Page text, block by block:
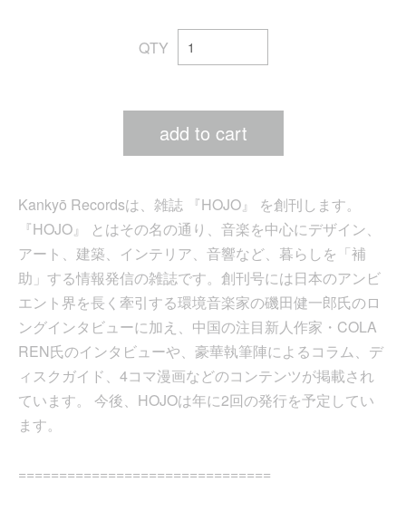
QTY
add to cart
Kankyō Recordsは、雑誌 『HOJO』 を創刊します。
『HOJO』 とはその名の通り、音楽を中心にデザイン、
アート、建築、インテリア、音響など、暮らしを「補
助」する情報発信の雑誌です。創刊号には日本のアンビ
エント界を長く牽引する環境音楽家の磯田健一郎氏のロ
ングインタビューに加え、中国の注目新人作家・COLA
REN氏のインタビューや、豪華執筆陣によるコラム、デ
ィスクガイド、4コマ漫画などのコンテンツが掲載され
ています。 今後、HOJOは年に2回の発行を予定してい
ます。
===============================